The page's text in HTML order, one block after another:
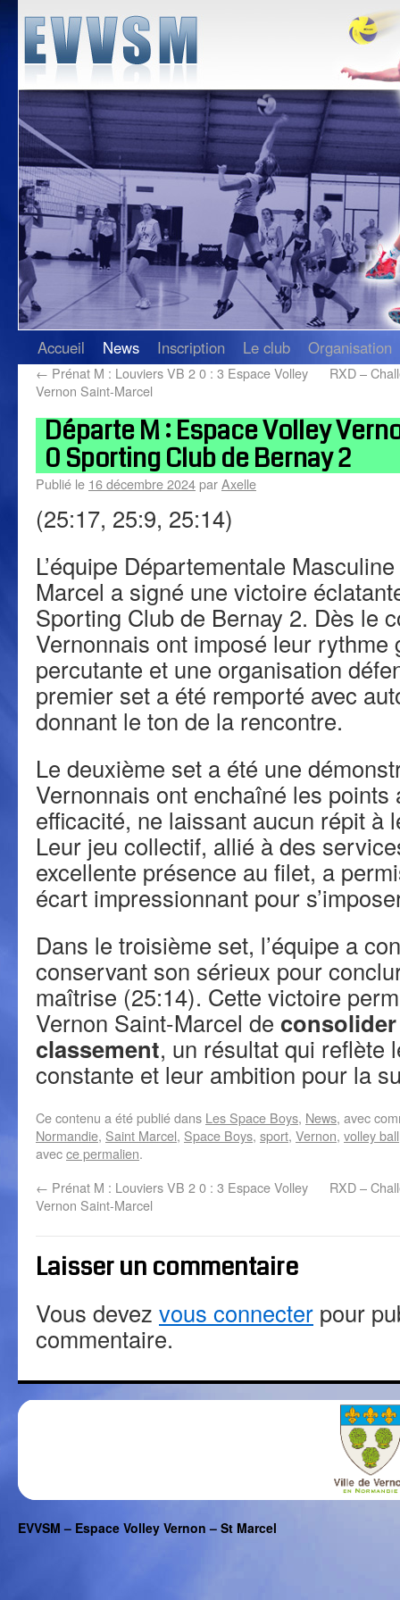
Accueil News Inscription Le club Organisation
← Prénat M : Louviers VB 2 0 : 3 Espace Volley
Vernon Saint-Marcel
RXD –
Départe M : Espace Volley
0 Sporting Club de Bernay 2
Publié le 16 décembre 2024parAxelle
(25:17, 25:9, 25:14)
L’équipe Départementale
Marcel a signé une victoire
Sporting Club de Bernay 2. Dès le
Vernonnais ont imposé leur rythme
percutante et une organisation
premier set a été remporté avec
donnant le ton de la rencontre.
Le deuxième set a été une
Vernonnais ont enchaîné les points
efficacité, ne laissant aucun répit à
Leur jeu collectif, allié à des
excellente présence au filet, a
écart impressionnant pour
Dans le troisième set, l’équipe a
conservant son sérieux pour
maîtrise (25:14). Cette victoire
Vernon Saint-Marcel de
classement, un résultat qui reflète
constante et leur ambition pour la
Ce contenu a été publié dans Les Space Boys, News, avec
Normandie, Saint Marcel, Space Boys, sport, Vernon, volley ball
avecce permalien.
← Prénat M : Louviers VB 2 0 : 3 Espace Volley
Vernon Saint-Marcel
RXD –
Laisser un commentaire
Vous devez vous connecter pour
commentaire.
EVVSM – Espace Volley Vernon – St Marcel